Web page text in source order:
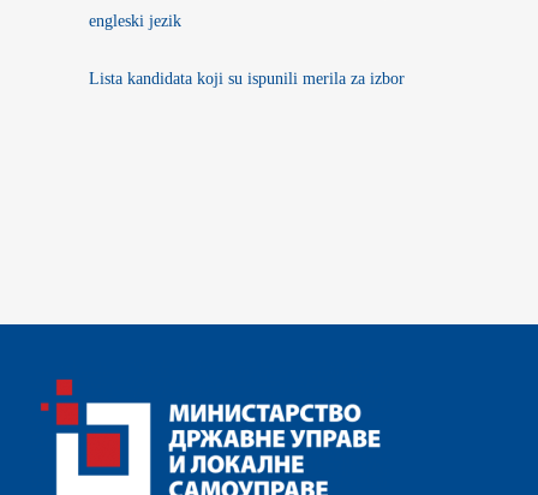
engleski jezik
Lista kandidata koji su ispunili merila za izbor